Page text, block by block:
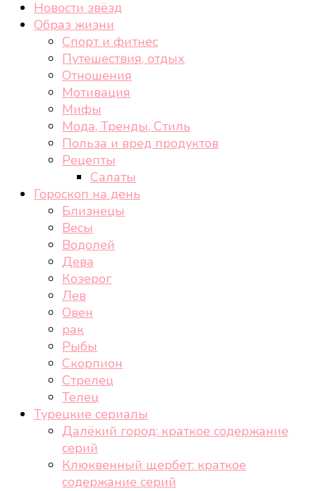
Новости звёзд
Образ жизни
Спорт и фитнес
Путешествия, отдых
Отношения
Мотивация
Мифы
Мода, Тренды, Стиль
Польза и вред продуктов
Рецепты
Салаты
Гороскоп на день
Близнецы
Весы
Водолей
Дева
Козерог
Лев
Овен
рак
Рыбы
Скорпион
Стрелец
Телец
Турецкие сериалы
Далёкий город: краткое содержание
серий
Клюквенный щербет: краткое
содержание серий